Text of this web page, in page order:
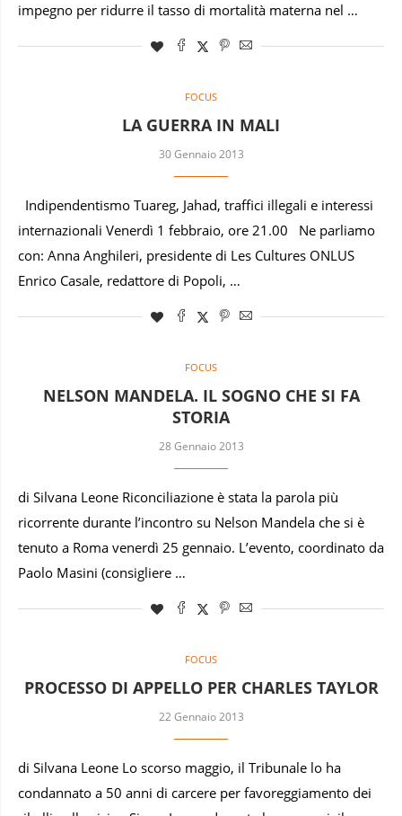
impegno per ridurre il tasso di mortalità materna nel …
FOCUS
LA GUERRA IN MALI
30 Gennaio 2013
Indipendentismo Tuareg, Jahad, traffici illegali e interessi
internazionali Venerdì 1 febbraio, ore 21.00 Ne parliamo
con: Anna Anghileri, presidente di Les Cultures ONLUS
Enrico Casale, redattore di Popoli, …
FOCUS
NELSON MANDELA. IL SOGNO CHE SI FA
STORIA
28 Gennaio 2013
di Silvana Leone Riconciliazione è stata la parola più
ricorrente durante l’incontro su Nelson Mandela che si è
tenuto a Roma venerdì 25 gennaio. L’evento, coordinato da
Paolo Masini (consigliere …
FOCUS
PROCESSO DI APPELLO PER CHARLES TAYLOR
22 Gennaio 2013
di Silvana Leone Lo scorso maggio, il Tribunale lo ha
condannato a 50 anni di carcere per favoreggiamento dei